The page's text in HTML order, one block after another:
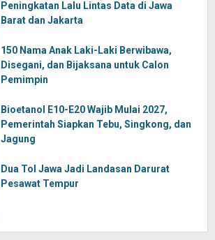
Peningkatan Lalu Lintas Data di Jawa
Barat dan Jakarta
150 Nama Anak Laki-Laki Berwibawa,
Disegani, dan Bijaksana untuk Calon
Pemimpin
Bioetanol E10-E20 Wajib Mulai 2027,
Pemerintah Siapkan Tebu, Singkong, dan
Jagung
Dua Tol Jawa Jadi Landasan Darurat
Pesawat Tempur